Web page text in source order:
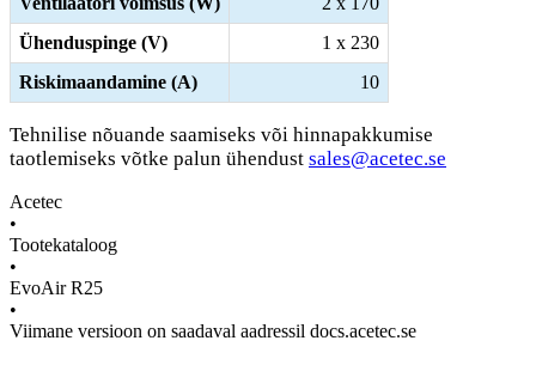
Ühenduspinge (V)
1 x 230
Riskimaandamine (A)
10
Tehnilise nõuande saamiseks või hinnapakkumise
taotlemiseks võtke palun ühendust sales@acetec.se
Acetec
•
Tootekataloog
•
EvoAir R25
•
Viimane versioon on saadaval aadressil docs.acetec.se